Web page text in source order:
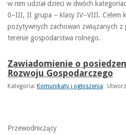
w nim udział dzieci w dwóch
0–III, II grupa – klasy IV–VIII. Celem
pozytywnych zachowań związanych z
terenie gospodarstwa rolnego.
Zawiadomienie o
Rozwoju Gospodarczego
Kategoria: Komunikaty i ogłoszenia
Przewodniczący